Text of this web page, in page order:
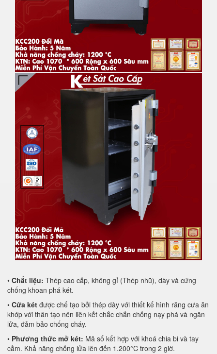
• Chất liệu: Thép cao cấp, không gỉ (Thép nhũ), dày và cứng
chống khoan phá két.
• Cửa két được chế tạo bởi thép dày với thiết kế hình răng cưa ăn
khớp với thân tạo nên liên kết chắc chắn chống nạy phá và ngăn
lửa, đảm bảo chống cháy.
• Phương thức mở két: Mã số kết hợp với khoá chia bi và tay
cầm. Khả năng chống lửa lên đến 1.200°C trong 2 giờ.